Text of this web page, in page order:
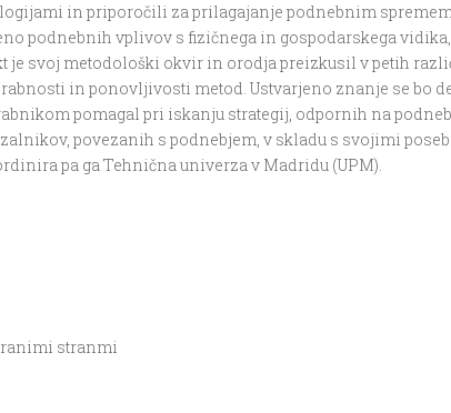
in priporočili za prilagajanje podnebnim
podnebnih vplivov s fizičnega in gospodarskega
je svoj metodološki okvir in orodja preizkusil v petih
in ponovljivosti metod. Ustvarjeno znanje se bo
pomagal pri iskanju strategij, odpornih na
povezanih s podnebjem, v skladu s svojimi
pa ga Tehnična univerza v Madridu (UPM).
stranmi